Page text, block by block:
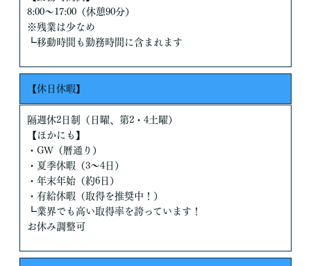
8:00～17:00（休憩90分）
※残業は少なめ
┗移動時間も勤務時間に含まれます
【休日休暇】
隔週休2日制（日曜、第2・4土曜）
【ほかにも】
・GW（暦通り）
・夏季休暇（3～4日）
・年末年始（約6日）
・有給休暇（取得を推奨中！）
┗業界でも高い取得率を誇っています！
お休み調整可